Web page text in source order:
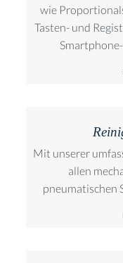
wie
Tasten- und
Mit unserer
allen
pneumatischen